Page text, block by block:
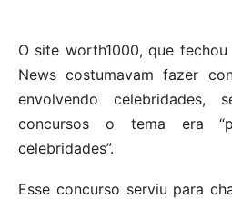
O site worth1000, que
News costumavam fazer
envolvendo celebridades,
concursos o tema era
celebridades”.
Esse concurso serviu para